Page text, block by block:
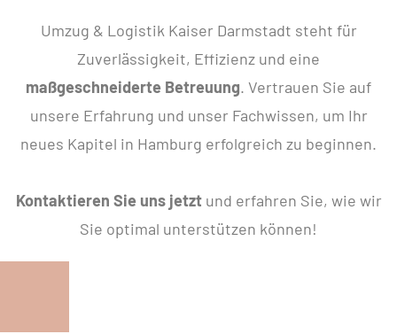
Umzug & Logistik Kaiser Darmstadt steht für
Zuverlässigkeit, Effizienz und eine
maßgeschneiderte Betreuung. Vertrauen Sie auf
unsere Erfahrung und unser Fachwissen, um Ihr
neues Kapitel in Hamburg erfolgreich zu beginnen.
Kontaktieren Sie uns jetztund erfahren Sie, wie wir
Sie optimal unterstützen können!